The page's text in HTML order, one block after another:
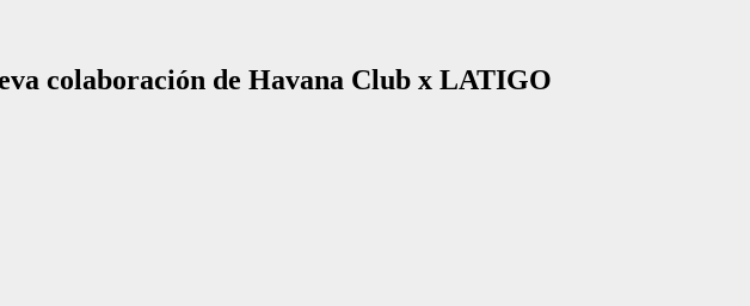
colaboración de Havana Club x LATIGO